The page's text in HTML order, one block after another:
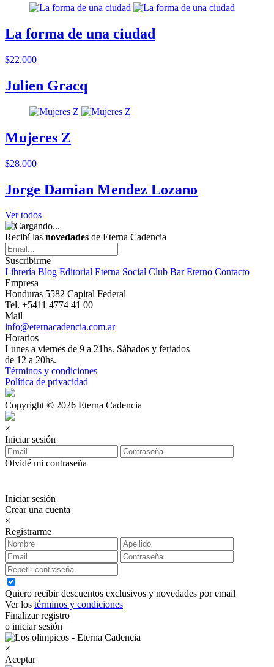
La forma de una ciudad
$22.000
Julien Gracq
Mujeres Z
$28.000
Jorge Damian Mendez Lozano
Ver todos
Recibí las novedades de Eterna Cadencia
Suscribirme
Librería Blog Editorial Eterna Social Club Bar Eterno Contacto
Empresa
Honduras 5582 Capital Federal
Tel. +5411 4774 41 00
Mail
info@eternacadencia.com.ar
Horarios
Lunes a viernes de 9 a 21hs. Sábados y feriados
de 12 a 20hs.
Términos y condiciones
Política de privacidad
Copyright © 2026 Eterna Cadencia
×
Iniciar sesión
Olvidé mi contraseña
Iniciar sesión
Crear una cuenta
×
Registrarme
Quiero recibir descuentos exclusivos y novedades por email
Ver los términos y condiciones
Finalizar registro
o iniciar sesión
×
Aceptar